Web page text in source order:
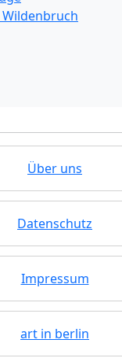
Über uns
Datenschutz
Impressum
art in berlin